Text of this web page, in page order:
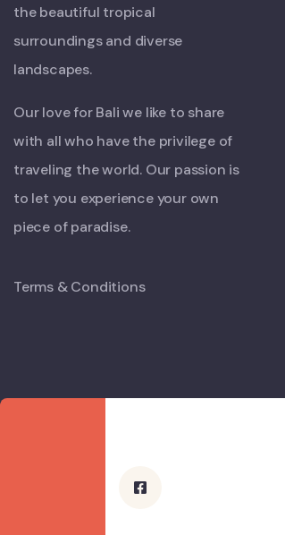
the beautiful tropical
surroundings and diverse
landscapes.
Our love for Bali we like to share
with all who have the privilege of
traveling the world. Our passion is
to let you experience your own
piece of paradise.
Terms & Conditions